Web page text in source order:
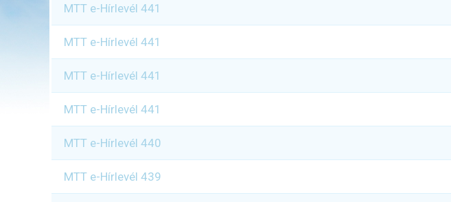
MTT e-Hírlevél 441
MTT e-Hírlevél 441
MTT e-Hírlevél 441
MTT e-Hírlevél 441
MTT e-Hírlevél 440
MTT e-Hírlevél 439